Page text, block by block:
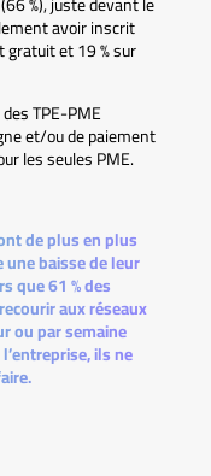
avoir inscrit
et 19 % sur
TPE-PME
et/ou de paiement
les seules PME.
de plus en plus
baisse de leur
que 61 % des
aux réseaux
ou par semaine
ils ne